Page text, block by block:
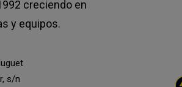
creciendo en
y equipos.
s/n